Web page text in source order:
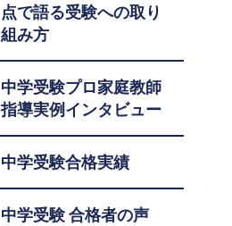
点で語る受験への取り
組み方
中学受験プロ家庭教師
指導実例インタビュー
中学受験合格実績
中学受験 合格者の声